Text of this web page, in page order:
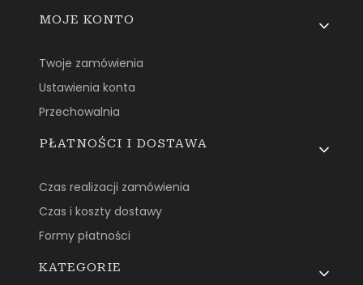
MOJE KONTO
Twoje zamówienia
Ustawienia konta
Przechowalnia
PŁATNOŚCI I DOSTAWA
Czas realizacji zamówienia
Czas i koszty dostawy
Formy płatności
KATEGORIE